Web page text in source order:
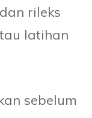
rileks
latihan
sebelum